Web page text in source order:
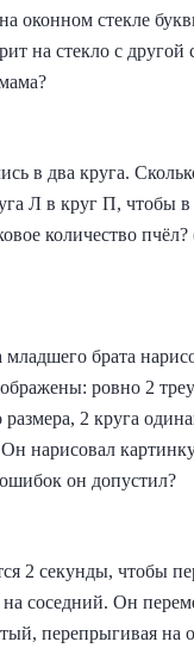
оконном стекле
на стекло с другой
в два круга.
Л в круг П, чтобы
количество
брата
ровно 2
размера, 2 круга
нарисовал
он допустил?
2 секунды, чтобы
соседний. Он
перепрыгивая на